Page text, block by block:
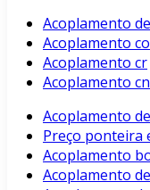
Acoplamento
Acoplamento co
Acoplamento cr
Acoplamento
Acoplamento
Preço ponteira
Acoplamento
Acoplamento